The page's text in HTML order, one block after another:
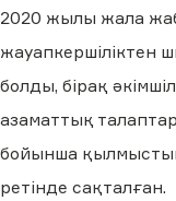
2020 жылы жала
жауапкершіліктен
болды, бірақ
азаматтық
бойынша қылмыстық
ретінде сақталған.